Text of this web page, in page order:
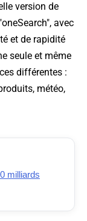
version de
avec
et de rapidité
seule et même
différentes :
météo,
milliards